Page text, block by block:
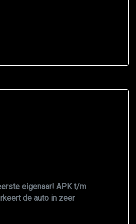
eigenaar! APK t/m
de auto in zeer